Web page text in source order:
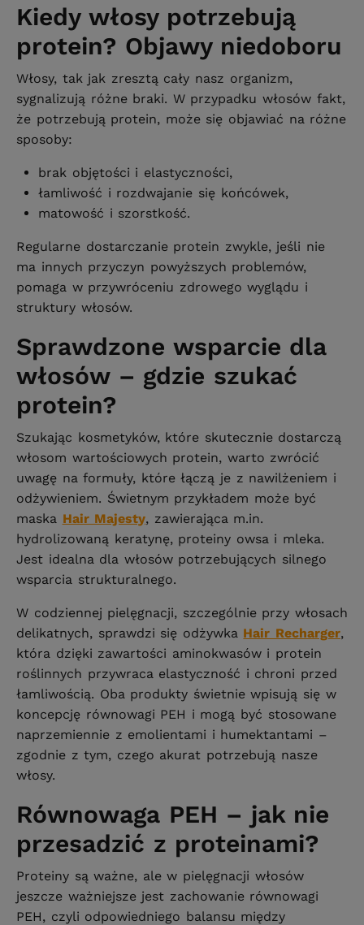
Kiedy włosy potrzebują
protein? Objawy niedoboru
Włosy, tak jak zresztą cały nasz organizm,
sygnalizują różne braki. W przypadku włosów fakt,
że potrzebują protein, może się objawiać na różne
sposoby:
brak objętości i elastyczności,
łamliwość i rozdwajanie się końcówek,
matowość i szorstkość.
Regularne dostarczanie protein zwykle, jeśli nie
ma innych przyczyn powyższych problemów,
pomaga w przywróceniu zdrowego wyglądu i
struktury włosów.
Sprawdzone wsparcie dla
włosów – gdzie szukać
protein?
Szukając kosmetyków, które skutecznie dostarczą
włosom wartościowych protein, warto zwrócić
uwagę na formuły, które łączą je z nawilżeniem i
odżywieniem. Świetnym przykładem może być
maska Hair Majesty, zawierająca m.in.
hydrolizowaną keratynę, proteiny owsa i mleka.
Jest idealna dla włosów potrzebujących silnego
wsparcia strukturalnego.
W codziennej pielęgnacji, szczególnie przy włosach
delikatnych, sprawdzi się odżywka Hair Recharger,
która dzięki zawartości aminokwasów i protein
roślinnych przywraca elastyczność i chroni przed
łamliwością. Oba produkty świetnie wpisują się w
koncepcję równowagi PEH i mogą być stosowane
naprzemiennie z emolientami i humektantami –
zgodnie z tym, czego akurat potrzebują nasze
włosy.
Równowaga PEH – jak nie
przesadzić z proteinami?
Proteiny są ważne, ale w pielęgnacji włosów
jeszcze ważniejsze jest zachowanie równowagi
PEH, czyli odpowiedniego balansu między